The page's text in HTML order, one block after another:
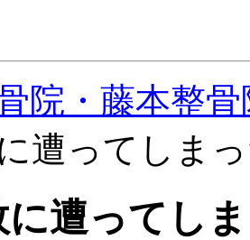
院・藤本整
遭ってしま
に遭ってし